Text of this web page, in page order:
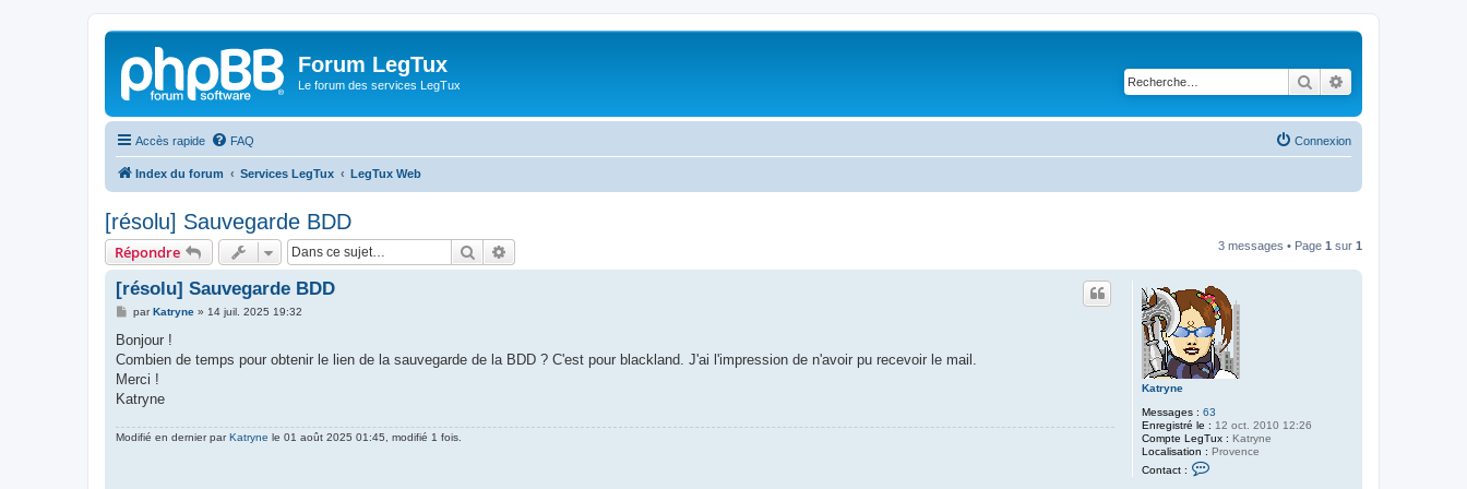
Forum LegTux
Le forum des services LegTux Rechercher
Accès rapide FAQ Connexion
Index du forum Services LegTux LegTux Web
[résolu] Sauvegarde BDD
Répondre Rechercher 3 messages • Page 1 sur 1
Katryne
Messages : 63
Enregistré le : 12 oct. 2010 12:26
Compte LegTux : Katryne
Localisation : Provence
Contact :
[résolu] Sauvegarde BDD
M
s
a
g
parKatryne» 14 juil. 2025 19:32
Bonjour !
Combien de temps pour obtenir le lien de la sauvegarde de la BDD ? C'est pour blackland. J'ai l'impression de n'avoir pu recevoir le mail.
Merci !
Katryne
Modifié en dernier parKatryne le 01 août 2025 01:45, modifié 1 fois.